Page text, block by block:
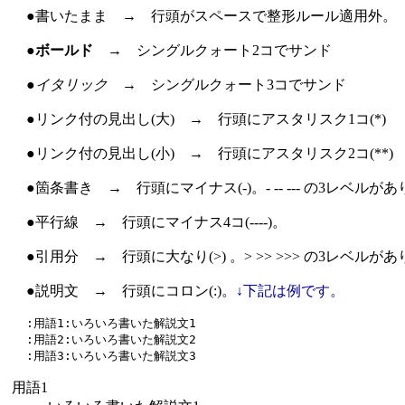
●書いたまま → 行頭がスペースで整形ルール適用外。
●ボールド → シングルクォート2コでサンド
●イタリック → シングルクォート3コでサンド
●リンク付の見出し(大) → 行頭にアスタリスク1コ(*)
●リンク付の見出し(小) → 行頭にアスタリスク2コ(**)
●箇条書き → 行頭にマイナス(-)。- -- --- の3レベルがあ
●平行線 → 行頭にマイナス4コ(----)。
●引用分 → 行頭に大なり(>) 。> >> >>> の3レベルがあ
●説明文 → 行頭にコロン(:)。 ↓下記は例です。
  :用語1:いろいろ書いた解説文1
  :用語2:いろいろ書いた解説文2
用語1